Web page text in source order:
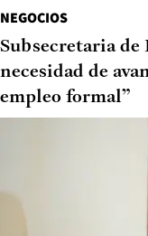
NEGOCIOS
Subsecretaria de
necesidad de
empleo formal”